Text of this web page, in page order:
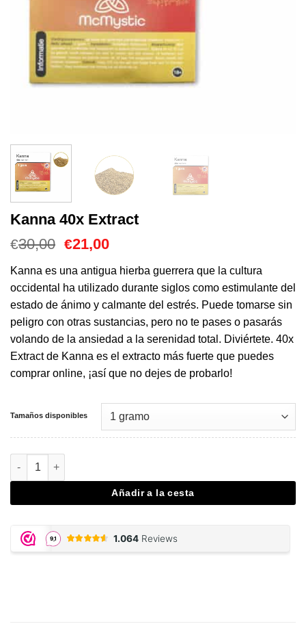
Kanna 40x Extract
€30,00 El
original
era:
€30,00.
€21,00El
actual
es:
€21,00.
Kanna es una antigua hierba guerrera que la cultura
occidental ha utilizado durante siglos como estimulante del
estado de ánimo y calmante del estrés. Puede tomarse sin
peligro con otras sustancias, pero no te pases o pasarás
volando de la ansiedad a la serenidad total. Diviértete. 40x
Extract de Kanna es el extracto más fuerte que puedes
comprar online, ¡así que no dejes de probarlo!
Tamaños disponibles
Kanna 40x Extract cantidad
Añadir a la cesta